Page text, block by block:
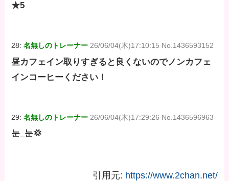
★5
28:名無しのトレーナー 26/06/04(木)17:10:15 No.1436593152
昼カフェイン取りすぎると良くないのでノンカフェ
インコーヒーください！
29:名無しのトレーナー 26/06/04(木)17:29:26 No.1436596963
눈_눈💢
引用元: https://www.2chan.net/